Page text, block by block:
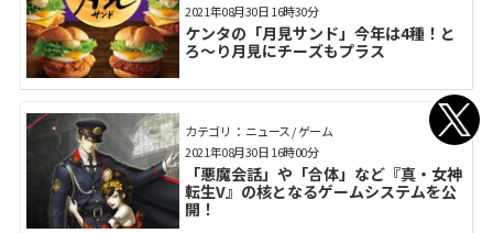
ケンタの「月見サンド」今年は4種！と
ろ～り月見にチーズもプラス
2021年08月30日 16時30分
カテゴリ： ニュース / ゲーム
「悪魔会話」や「合体」など『真・女神
転生V』の核となるゲームシステムを公
開！
2021年08月30日 16時00分